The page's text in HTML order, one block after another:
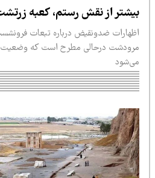
از نقش رستم، کعبه زرتشت
ضدونقیض درباره تبعات فرونشست بر
درحالی مطرح است که وضعیت این